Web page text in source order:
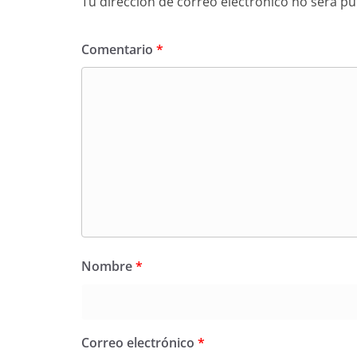
Comentario *
Nombre*
Correo electrónico *